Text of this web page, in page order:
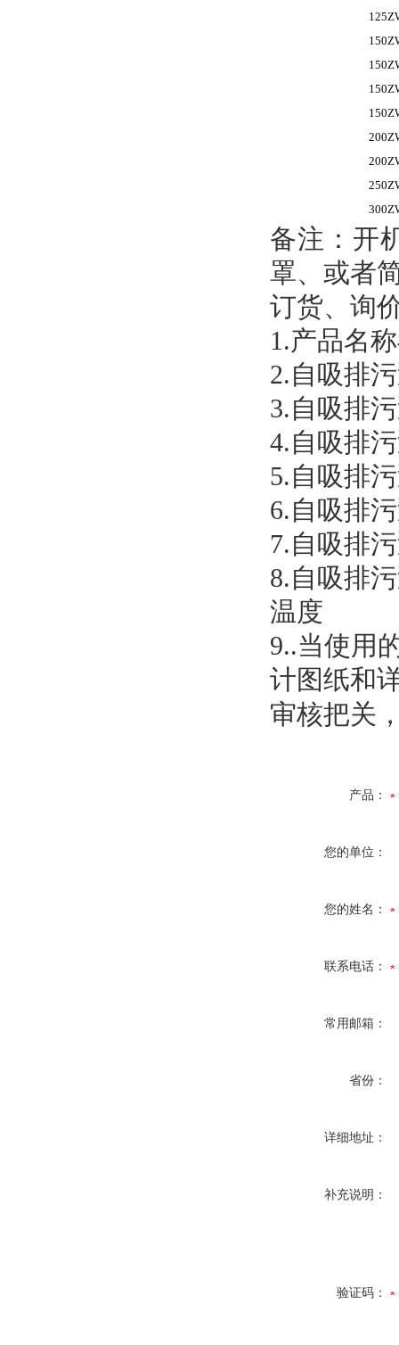
备注：开
罩、或者
订货、询
1.产品名
2.自吸排
3.自吸排
4.自吸排
5.自吸排
6.自吸排
7.自吸排
8.自吸排
温度
9..当使用
计图纸和
审核把关
产品：
您的单位：
您的姓名：
联系电话：
常用邮箱：
省份：
详细地址：
补充说明：
验证码：